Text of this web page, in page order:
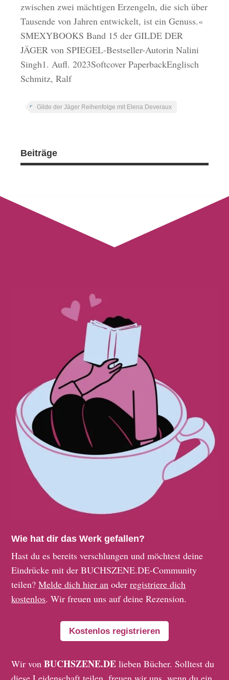
zwischen zwei mächtigen Erzengeln, die sich über
Tausende von Jahren entwickelt, ist ein Genuss.«
SMEXYBOOKS Band 15 der GILDE DER
JÄGER von SPIEGEL-Bestseller-Autorin Nalini
Singh1. Aufl. 2023Softcover PaperbackEnglisch
Schmitz, Ralf
Gilde der Jäger Reihenfolge mit Elena Deveraux
Beiträge
Wie hat dir das Werk gefallen?
Hast du es bereits verschlungen und möchtest deine
Eindrücke mit der BUCHSZENE.DE-Community
teilen?Melde dich hier an oderregistriere dich
kostenlos. Wir freuen uns auf deine Rezension.
Kostenlos registrieren
Wir vonBUCHSZENE.DE lieben Bücher. Solltest du